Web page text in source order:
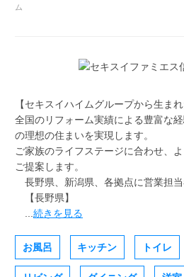
ム
【セキスイハイムグループから生ま
全国のリフォーム実績による豊富な
の理想の住まいを実現します。
ご家族のライフステージに合わせ、
ご提案します。
長野県、新潟県、各拠点に営業担
【長野県】
...続きを見る
お風呂 キッチン トイレ